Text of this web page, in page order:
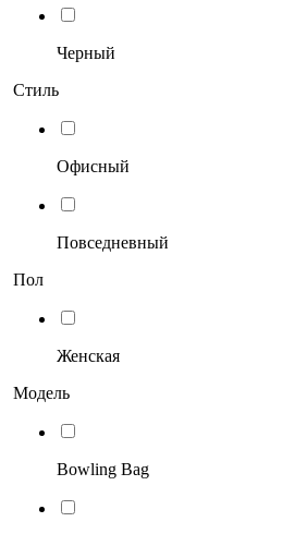
Черный
Стиль
Офисный
Повседневный
Пол
Женская
Модель
Bowling Bag